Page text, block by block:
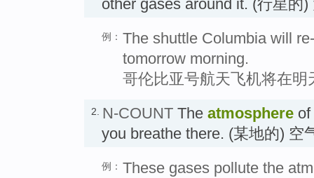
other gases around it. (行星的)
例： The shuttle Columbia will
tomorrow morning.
哥伦比亚号航天飞机将在
2. N-COUNT The atmosphere
you breathe there. (某地的) 空
例： These gases pollute the